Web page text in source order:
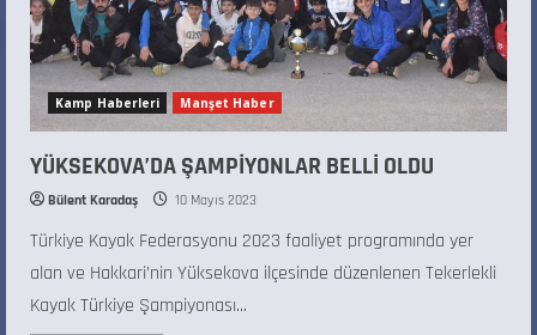
Kamp Haberleri Manşet Haber
YÜKSEKOVA’DA ŞAMPİYONLAR BELLİ OLDU
Bülent Karadaş 10 Mayıs 2023
Türkiye Kayak Federasyonu 2023 faaliyet programında yer
alan ve Hakkari’nin Yüksekova ilçesinde düzenlenen Tekerlekli
Kayak Türkiye Şampiyonası...